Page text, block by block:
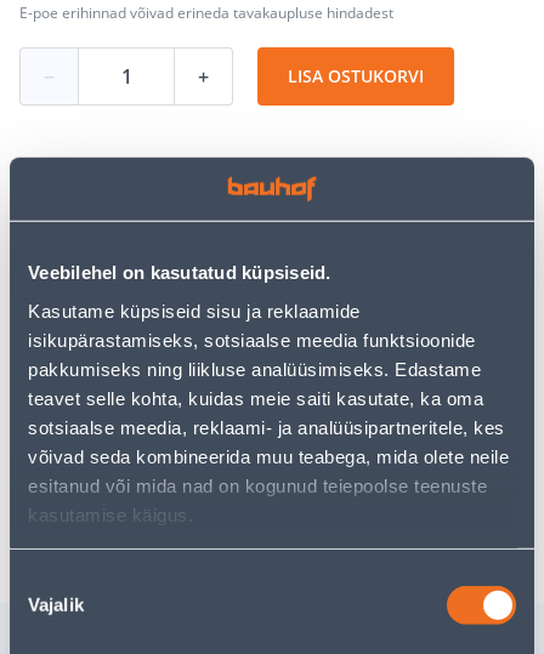
Veebilehel on kasutatud küpsiseid.
Kasutame küpsiseid sisu ja reklaamide
isikupärastamiseks, sotsiaalse meedia funktsioonide
pakkumiseks ning liikluse analüüsimiseks. Edastame
teavet selle kohta, kuidas meie saiti kasutate, ka oma
sotsiaalse meedia, reklaami- ja analüüsipartneritele, kes
võivad seda kombineerida muu teabega, mida olete neile
esitanud või mida nad on kogunud teiepoolse teenuste
kasutamise käigus.
valik
Vajalik
E-poe erihinnad võivad erineda tavakaupluse hindadest
− + LISA OSTUKORVI
• Puidupuur 22 x 460 mm.
• Puur on tööstusliku kvaliteediga ja sobib
kasutamiseks puusepatöödes, katusekatetes ja
nendega seotud ametites.
• 14-päevane tagastusõigus.
Eeldatav kojuvedu 3,69 € al. 2-5 tööpäeva
Poest kätte, alates 10.08.2026